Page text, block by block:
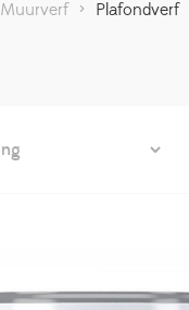
Muurverf > Plafondverf